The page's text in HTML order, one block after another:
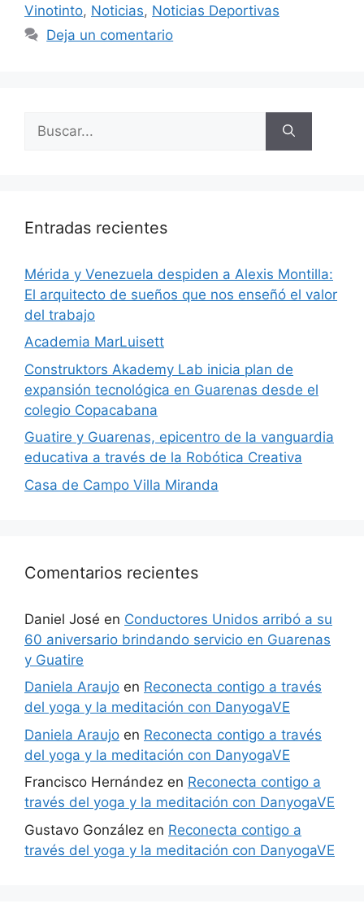
Vinotinto, Noticias, Noticias Deportivas
Deja un comentario
Entradas recientes
​Mérida y Venezuela despiden a Alexis Montilla:
El arquitecto de sueños que nos enseñó el valor
del trabajo
Academia MarLuisett
Construktors Akademy Lab inicia plan de
expansión tecnológica en Guarenas desde el
colegio Copacabana
Guatire y Guarenas, epicentro de la vanguardia
educativa a través de la Robótica Creativa
Casa de Campo Villa Miranda
Comentarios recientes
Daniel José en Conductores Unidos arribó a su
60 aniversario brindando servicio en Guarenas
y Guatire
Daniela Araujo en Reconecta contigo a través
del yoga y la meditación con DanyogaVE
Daniela Araujo en Reconecta contigo a través
del yoga y la meditación con DanyogaVE
Francisco Hernández en Reconecta contigo a
través del yoga y la meditación con DanyogaVE
Gustavo González en Reconecta contigo a
través del yoga y la meditación con DanyogaVE